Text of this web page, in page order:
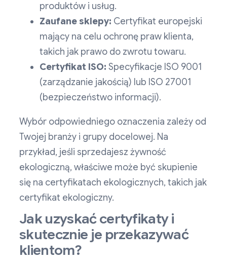
produktów i usług.
Zaufane sklepy: Certyfikat europejski
mający na celu ochronę praw klienta,
takich jak prawo do zwrotu towaru.
Certyfikat ISO: Specyfikacje ISO 9001
(zarządzanie jakością) lub ISO 27001
(bezpieczeństwo informacji).
Wybór odpowiedniego oznaczenia zależy od
Twojej branży i grupy docelowej. Na
przykład, jeśli sprzedajesz żywność
ekologiczną, właściwe może być skupienie
się na certyfikatach ekologicznych, takich jak
certyfikat ekologiczny.
Jak uzyskać certyfikaty i
skutecznie je przekazywać
klientom?